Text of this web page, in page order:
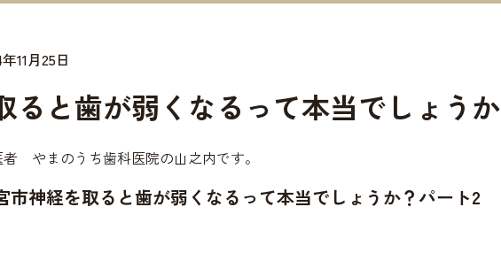
11月25日
ると歯が弱くなるって本当でしょう
やまのうち歯科医院の山之内です。
市神経を取ると歯が弱くなるって本当でしょうか？パート2